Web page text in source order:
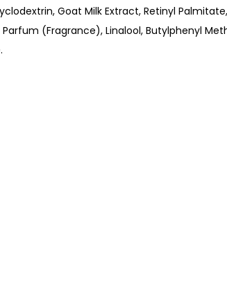
Goat Milk Extract, Retinyl
(Fragrance), Linalool, Butylphenyl